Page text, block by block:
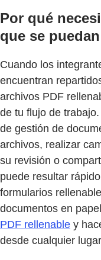
Por qué
que se
Cuando los
encuentran
archivos PDF
de tu flujo de
de gestión de
archivos, realizar
su revisión o
puede resultar
formularios
documentos en
PDF rellenable y
desde cualquier